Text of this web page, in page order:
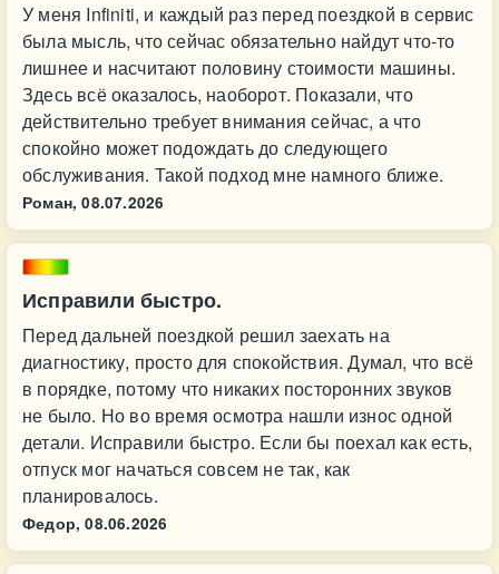
У меня Infiniti, и каждый раз перед поездкой в сервис
была мысль, что сейчас обязательно найдут что-то
лишнее и насчитают половину стоимости машины.
Здесь всё оказалось, наоборот. Показали, что
действительно требует внимания сейчас, а что
спокойно может подождать до следующего
обслуживания. Такой подход мне намного ближе.
Роман, 08.07.2026
Исправили быстро.
Перед дальней поездкой решил заехать на
диагностику, просто для спокойствия. Думал, что всё
в порядке, потому что никаких посторонних звуков
не было. Но во время осмотра нашли износ одной
детали. Исправили быстро. Если бы поехал как есть,
отпуск мог начаться совсем не так, как
планировалось.
Федор, 08.06.2026